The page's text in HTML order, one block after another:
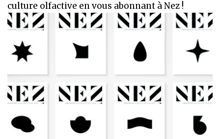
culture olfactive en vous abonnant à Nez !